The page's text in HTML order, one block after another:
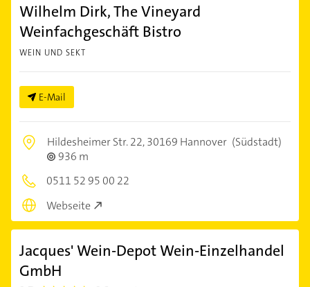
Wilhelm Dirk, The Vineyard
Weinfachgeschäft Bistro
WEIN UND SEKT
E-Mail
Hildesheimer Str. 22,30169 Hannover (Südstadt)
936 m
0511 52 95 00 22
Webseite
Jacques' Wein-Depot Wein-Einzelhandel
GmbH